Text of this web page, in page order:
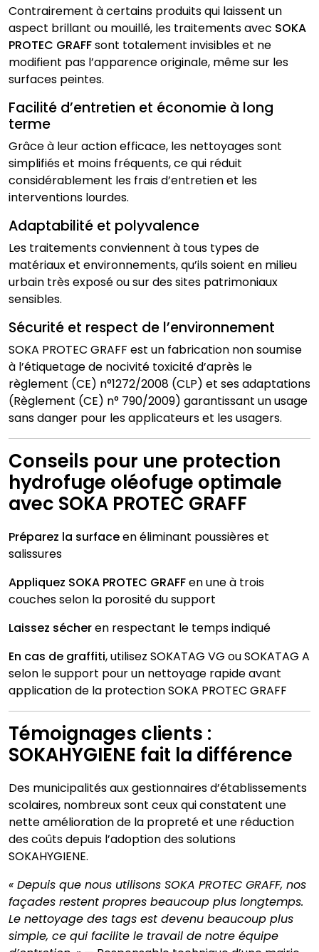
Contrairement à certains produits qui laissent un
aspect brillant ou mouillé, les traitements avec SOKA
PROTEC GRAFFsont totalement invisibles et ne
modifient pas l’apparence originale, même sur les
surfaces peintes.
Facilité d’entretien et économie à long
terme
Grâce à leur action efficace, les nettoyages sont
simplifiés et moins fréquents, ce qui réduit
considérablement les frais d’entretien et les
interventions lourdes.
Adaptabilité et polyvalence
Les traitements conviennent à tous types de
matériaux et environnements, qu’ils soient en milieu
urbain très exposé ou sur des sites patrimoniaux
sensibles.
Sécurité et respect de l’environnement
SOKA PROTEC GRAFF est un fabrication non soumise
à l’étiquetage de nocivité toxicité d’après le
règlement (CE) n°1272/2008 (CLP) et ses adaptations
(Règlement (CE) n° 790/2009) garantissant un usage
sans danger pour les applicateurs et les usagers.
Conseils pour une protection
hydrofuge oléofuge optimale
avec SOKA PROTEC GRAFF
Préparez la surfaceen éliminant poussières et
salissures
Appliquez SOKA PROTEC GRAFFen une à trois
couches selon la porosité du support
Laissez sécheren respectant le temps indiqué
En cas de graffiti, utilisez SOKATAG VG ou SOKATAG A
selon le support pour un nettoyage rapide avant
application de la protection SOKA PROTEC GRAFF
Témoignages clients :
SOKAHYGIENE fait la différence
Des municipalités aux gestionnaires d’établissements
scolaires, nombreux sont ceux qui constatent une
nette amélioration de la propreté et une réduction
des coûts depuis l’adoption des solutions
SOKAHYGIENE.
« Depuis que nous utilisons SOKA PROTEC GRAFF, nos
façades restent propres beaucoup plus longtemps.
Le nettoyage des tags est devenu beaucoup plus
simple, ce qui facilite le travail de notre équipe